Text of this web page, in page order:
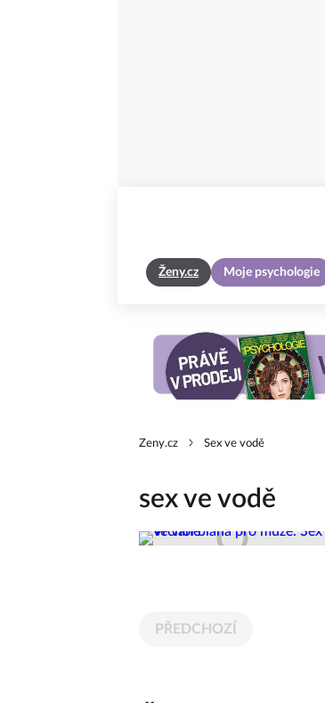
Ženy.cz Moje psychologie
Zeny.cz Sex ve vodě
sex ve vodě
PŘEDCHOZÍ